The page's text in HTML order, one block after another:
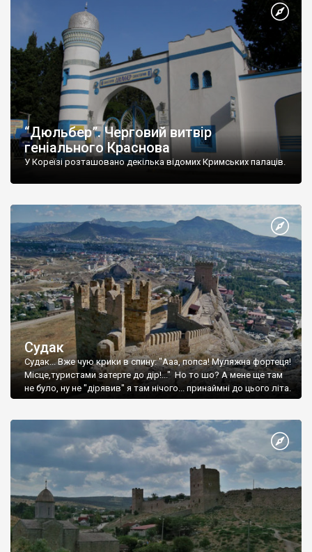
“Дюльбер”. Черговий витвір
геніального Краснова
У Кореїзі розташовано декілька відомих Кримських палаців.
Судак
Судак... Вже чую крики в спину: "Ааа, попса! Муляжна фортеця!
Місце,туристами затерте до дір!..." Но то шо? А мене ще там
не було, ну не "дірявив" я там нічого... принаймні до цього літа.